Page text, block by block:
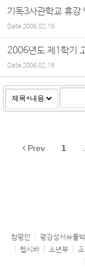
기독3사관학교 휴강
Date2006.02.19
2006년도 제1학기
Date2006.02.19
Prev 1
참평안 평강성서유물
헵시바
소년부